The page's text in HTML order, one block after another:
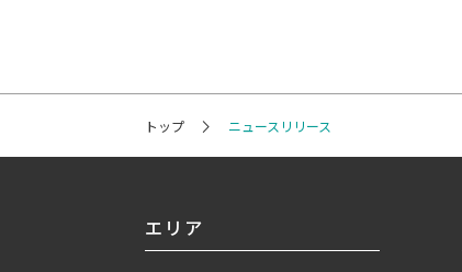
トップ ニュースリリース
エリア